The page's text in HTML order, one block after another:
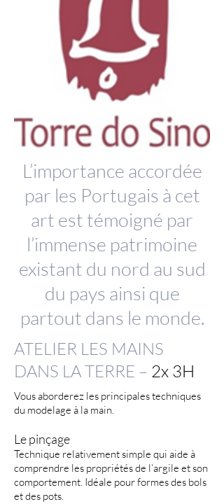
L’importance accordée
par les Portugais à cet
art est témoigné par
l’immense patrimoine
existant du nord au sud
du pays ainsi que
partout dans le monde.
ATELIER LES MAINS
DANS LA TERRE – 2x 3H
Vous aborderez les principales techniques
du modelage à la main.
Le pinçage
Technique relativement simple qui aide à
comprendre les propriétés de l’argile et son
comportement. Idéale pour formes des bols
et des pots.